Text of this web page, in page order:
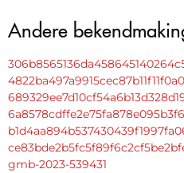
Andere
gmb-2023-539431